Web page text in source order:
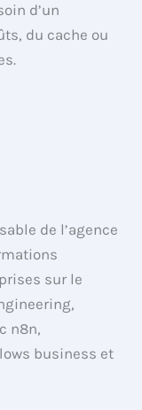
d’un
du cache ou
de l’agence
sur le
n8n,
business et